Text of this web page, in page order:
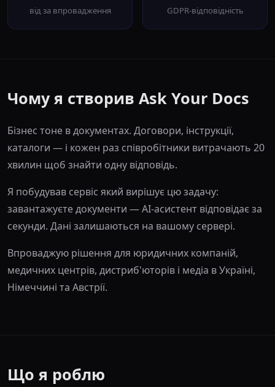
від за впровадження GDPR-відповідність
Чому я створив Ask Your Docs
Бізнес тоне в документах. Договори, інструкції,
каталоги — і кожен раз співробітники витрачають 20
хвилин щоб знайти одну відповідь.
Я побудував сервіс який вирішує цю задачу:
завантажуєте документи — AI-асистент відповідає за
секунди. Дані залишаються на вашому сервері.
Впроваджую рішення для юридичних компаній,
медичних центрів, дистриб'юторів і медіа в Україні,
Німеччині та Австрії.
Що я роблю